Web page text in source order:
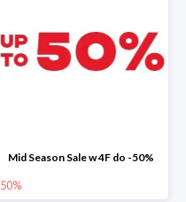
Mid Season Sale w 4F do -50%
50%